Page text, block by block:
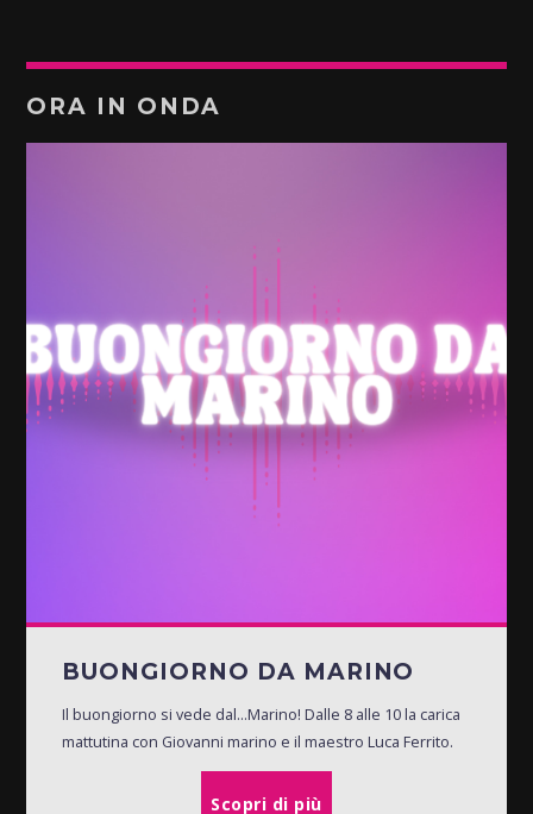
ORA IN ONDA
BUONGIORNO DA MARINO
Il buongiorno si vede dal...Marino! Dalle 8 alle 10 la carica
mattutina con Giovanni marino e il maestro Luca Ferrito.
Scopri di più